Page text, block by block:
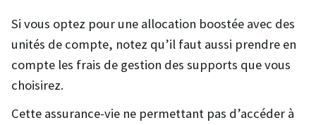
Si vous optez pour une allocation boostée avec des
unités de compte, notez qu’il faut aussi prendre en
compte les frais de gestion des supports que vous
choisirez.
Cette assurance-vie ne permettant pas d’accéder à